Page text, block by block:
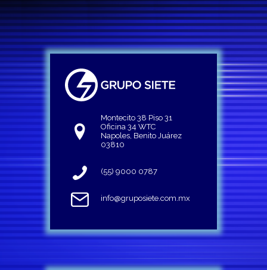
Montecito 38 Piso 31
Oficina 34 WTC
Napoles, Benito Juárez
03810
(55) 9000 0787
info@gruposiete.com.mx